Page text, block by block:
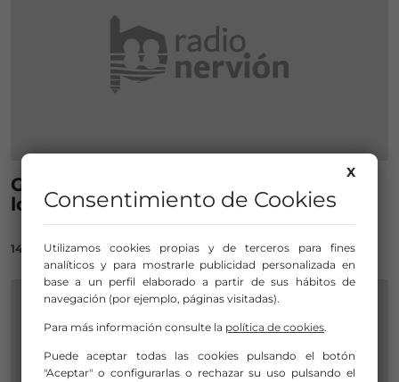
Getxo contará con 24 zonas para que
los perros esten sueltos
14/11/2022
X
Consentimiento de Cookies
Utilizamos cookies propias y de terceros para fines
analíticos y para mostrarle publicidad personalizada en
base a un perfil elaborado a partir de sus hábitos de
navegación (por ejemplo, páginas visitadas).
Para más información consulte la política de cookies.
Puede aceptar todas las cookies pulsando el botón
"Aceptar" o configurarlas o rechazar su uso pulsando el